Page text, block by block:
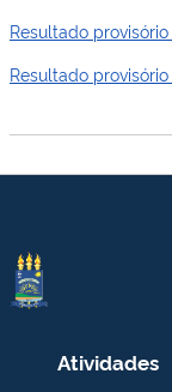
Resultado
Resultado
Atividades